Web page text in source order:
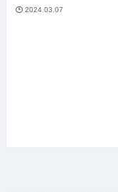
2024.03.07